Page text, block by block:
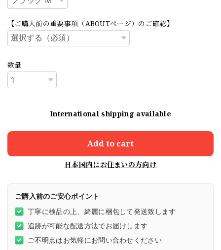
【ご購入前の重要事項（ABOUTページ）のご確認】
数量
International shipping available
Add to cart
日本国内にお住まいの方向け
ご購入前のご安心ポイント
丁寧に検品の上、綺麗に梱包して発送致します
追跡が可能な配送方法でお届けします
ご不明点はお気軽にお問い合わせください